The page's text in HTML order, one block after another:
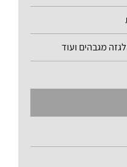
מגבהים ועוד